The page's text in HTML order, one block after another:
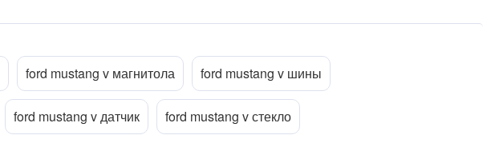
ford mustang v магнитола ford mustang v шины
ford mustang v датчик ford mustang v стекло